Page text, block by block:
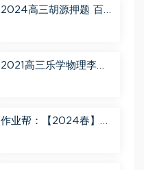
2024高三胡源押题 百
2021高三乐学物理李玮
作业帮：【2024春】高